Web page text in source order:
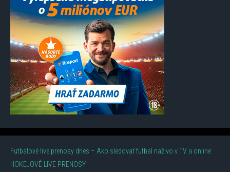
Futbalové live prenosy dnes – Ako sledovať futbal naživo v TV a online
HOKEJOVÉ LIVE PRENOSY